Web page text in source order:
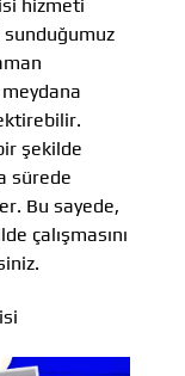
hizmeti
şekilde
sürede
Bu sayede,
çalışmasını